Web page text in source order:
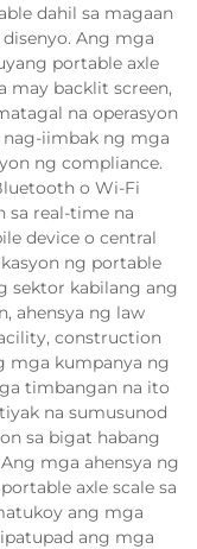
dahil sa magaan
Ang mga
portable axle
may backlit screen,
na operasyon
iimbak ng mga
ng compliance.
o Wi-Fi
sa real-time na
device o central
ng portable
sektor kabilang ang
ahensya ng law
construction
mga kumpanya ng
timbangan na ito
na sumusunod
sa bigat habang
mga ahensya ng
axle scale sa
ang mga
ang mga